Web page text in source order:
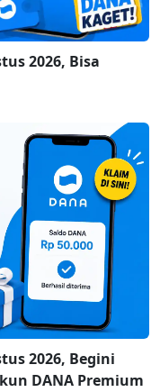
2026, Bisa
2026, Begini
DANA Premium